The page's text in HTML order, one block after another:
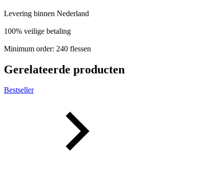
Levering binnen Nederland
100% veilige betaling
Minimum order: 240 flessen
Gerelateerde producten
Bestseller